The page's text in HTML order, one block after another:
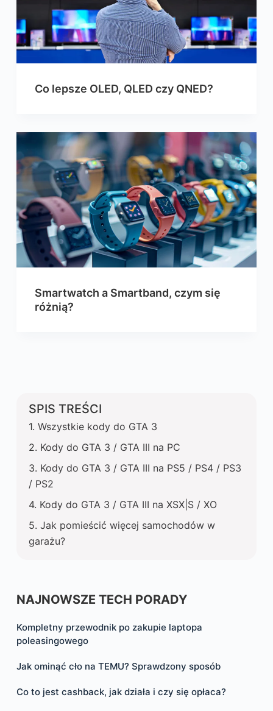
Co lepsze OLED, QLED czy QNED?
Smartwatch a Smartband, czym się
różnią?
SPIS TREŚCI
Wszystkie kody do GTA 3
Kody do GTA 3 / GTA III na PC
Kody do GTA 3 / GTA III na PS5 / PS4 / PS3
/ PS2
Kody do GTA 3 / GTA III na XSX|S / XO
Jak pomieścić więcej samochodów w
garażu?
NAJNOWSZE TECH PORADY
Kompletny przewodnik po zakupie laptopa
poleasingowego
Jak ominąć cło na TEMU? Sprawdzony sposób
Co to jest cashback, jak działa i czy się opłaca?